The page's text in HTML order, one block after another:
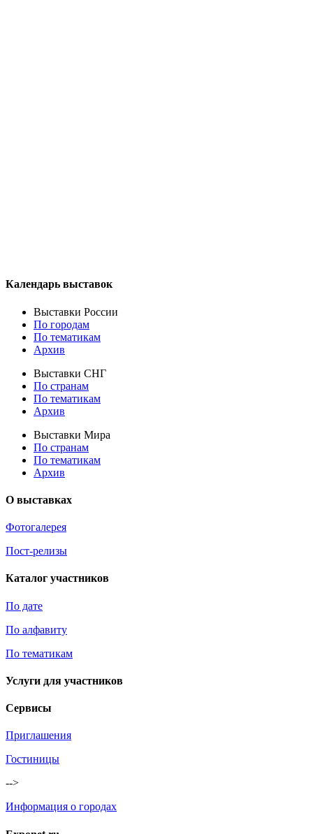
Календарь выставок
Выставки России
По городам
По тематикам
Архив
Выставки СНГ
По странам
По тематикам
Архив
Выставки Мира
По странам
По тематикам
Архив
О выставках
Фотогалерея
Пост-релизы
Каталог участников
По дате
По алфавиту
По тематикам
Услуги для участников
Сервисы
Приглашения
Гостиницы
-->
Информация о городах